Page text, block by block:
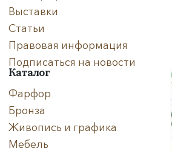
Выставки
Статьи
Правовая информация
Подписаться на новости
Каталог
Фарфор
Бронза
Живопись и графика
Мебель